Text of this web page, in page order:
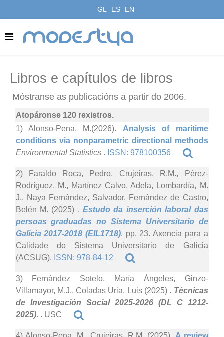
GL ES EN
modestya
Libros e capítulos de libros
Móstranse as publicacións a partir do 2006.
Atopáronse 120 rexistros.
1) Alonso-Pena, M.(2026). Analysis of maritime
conditions via nonparametric directional methods
Environmental Statistics. ISSN: 978100356
2) Faraldo Roca, Pedro, Crujeiras, R.M., Pérez-
Rodríguez, M., Martínez Calvo, Adela, Lombardía, M.
J., Naya Fernández, Salvador, Fernández de Castro,
Belén M. (2025) . Estudo da inserción laboral das
persoas graduadas no Sistema Universitario de
Galicia 2017-2018 (EIL1718). pp. 23. Axencia para a
Calidade do Sistema Universitario de Galicia
(ACSUG). ISSN: 978-84-12
3) Fernández Sotelo, María Ángeles, Ginzo-
Villamayor, M.J., Coladas Uria, Luis (2025) . Técnicas
de Investigación Social 2025-2026 (DL C 1212-
2025). . USC
4) Alonso-Pena, M., Crujeiras, R.M. (2025). A review